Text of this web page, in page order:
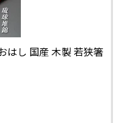
はし 国産 木製 若狭箸